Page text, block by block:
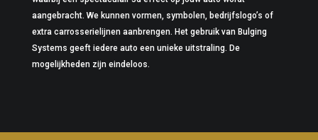
aangebracht. We kunnen vormen, symbolen, bedrijfslogo’s of
extra carrosserielijnen aanbrengen. Het gebruik van Bulging
Systems geeft iedere auto een unieke uitstraling. De
mogelijkheden zijn eindeloos.